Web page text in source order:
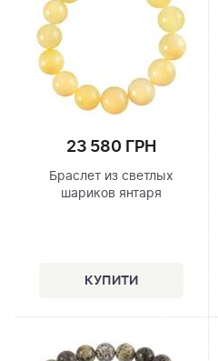
23 580 ГРН
Браслет из светлых
шариков янтаря